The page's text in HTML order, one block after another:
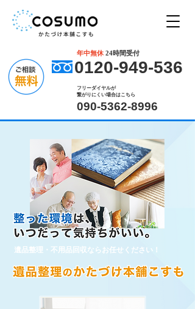
年中無休 24時間受付
0120-949-536
フリーダイヤルが
繋がりにくい場合はこちら
090-5362-8996
遺品整理・不用品回収ならお任せください！